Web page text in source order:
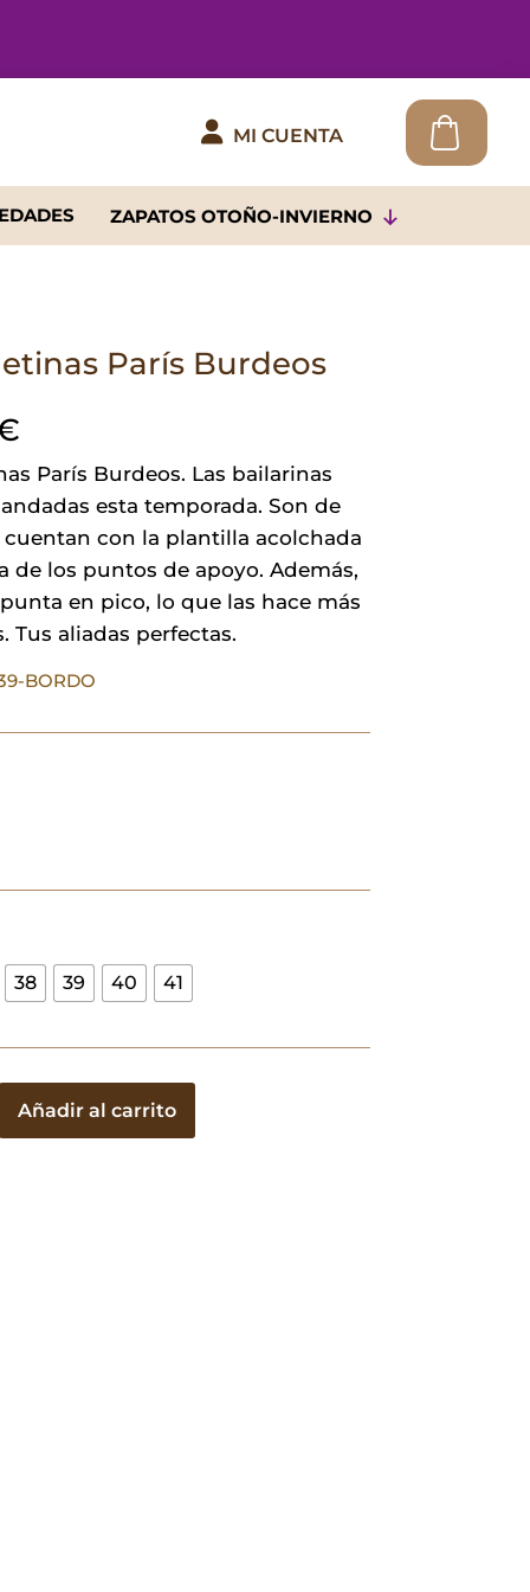
 MI CUENTA
ZAPATOS OTOÑO-INVIERNO
París Burdeos
París Burdeos. Las bailarinas
esta temporada. Son de
con la plantilla acolchada
de los puntos de apoyo. Además,
en pico, lo que las hace más
Tus aliadas perfectas.
BORDO
38 39 40 41
Añadir al carrito